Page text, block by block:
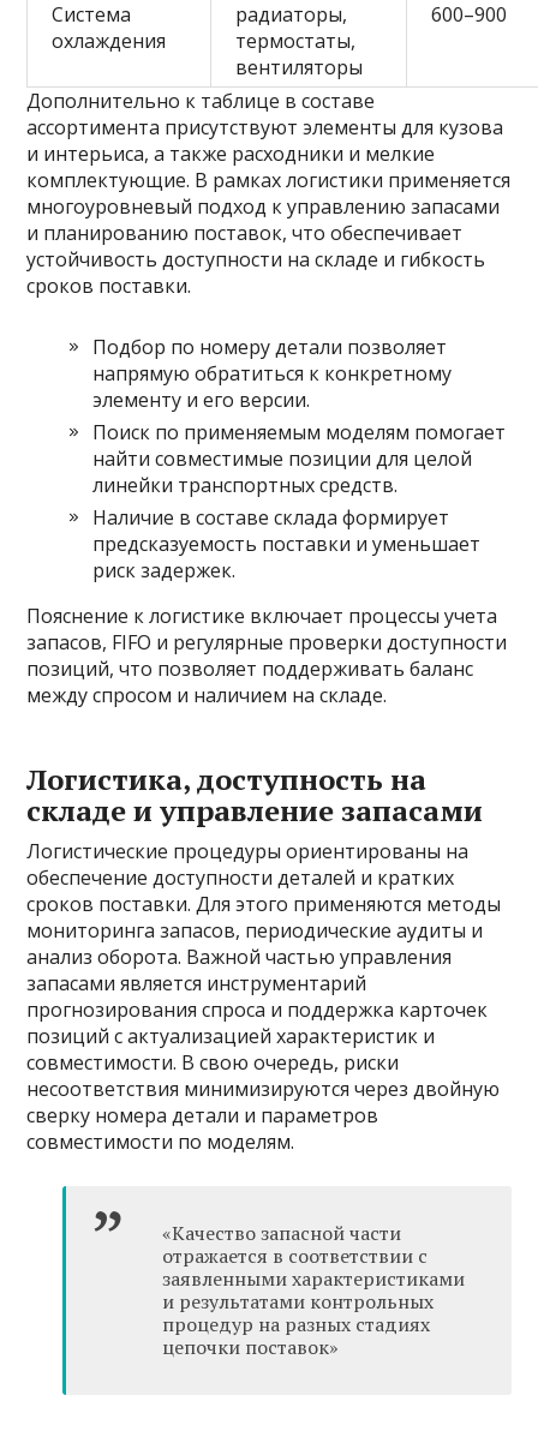
Система
охлаждения
радиаторы,
термостаты,
вентиляторы
600–900
Дополнительно к таблице в составе
ассортимента присутствуют элементы для кузова
и интерьиса, а также расходники и мелкие
комплектующие. В рамках логистики применяется
многоуровневый подход к управлению запасами
и планированию поставок, что обеспечивает
устойчивость доступности на складе и гибкость
сроков поставки.
Подбор по номеру детали позволяет
напрямую обратиться к конкретному
элементу и его версии.
Поиск по применяемым моделям помогает
найти совместимые позиции для целой
линейки транспортных средств.
Наличие в составе склада формирует
предсказуемость поставки и уменьшает
риск задержек.
Пояснение к логистике включает процессы учета
запасов, FIFO и регулярные проверки доступности
позиций, что позволяет поддерживать баланс
между спросом и наличием на складе.
Логистика, доступность на
складе и управление запасами
Логистические процедуры ориентированы на
обеспечение доступности деталей и кратких
сроков поставки. Для этого применяются методы
мониторинга запасов, периодические аудиты и
анализ оборота. Важной частью управления
запасами является инструментарий
прогнозирования спроса и поддержка карточек
позиций с актуализацией характеристик и
совместимости. В свою очередь, риски
несоответствия минимизируются через двойную
сверку номера детали и параметров
совместимости по моделям.
«Качество запасной части
отражается в соответствии с
заявленными характеристиками
и результатами контрольных
процедур на разных стадиях
цепочки поставок»